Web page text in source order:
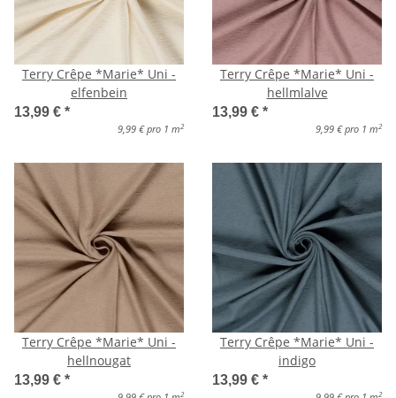
Terry Crêpe *Marie* Uni -
elfenbein
13,99 € *
9,99 € pro 1 m 2
Terry Crêpe *Marie* Uni -
hellmlalve
13,99 € *
9,99 € pro 1 m 2
Terry Crêpe *Marie* Uni -
hellnougat
13,99 € *
2
Terry Crêpe *Marie* Uni -
indigo
13,99 € *
2